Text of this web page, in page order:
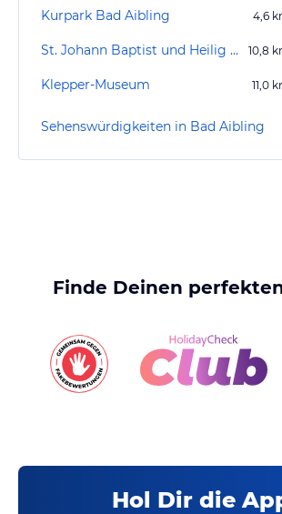
Kurpark Bad Aibling 4,6
St. Johann Baptist und Heilig Kreuz 10,8
Klepper-Museum 11,0
Sehenswürdigkeiten in Bad Aibling
Finde Deinen
Hol Dir die